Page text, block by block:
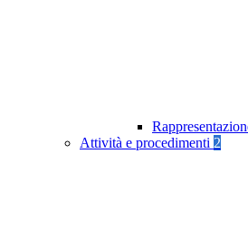
Attività e procedimenti 2